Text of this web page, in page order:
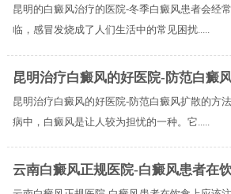
昆明的白癜风治疗的医院-冬季白癜风患者会经
临，感冒发烧成了人们生活中的常见困扰.....
昆明治疗白癜风的好医院-防范白癜
昆明治疗白癜风的好医院-防范白癜风扩散的方
病中，白癜风是让人较为担忧的一种。它.....
云南白癜风正规医院-白癜风患者在